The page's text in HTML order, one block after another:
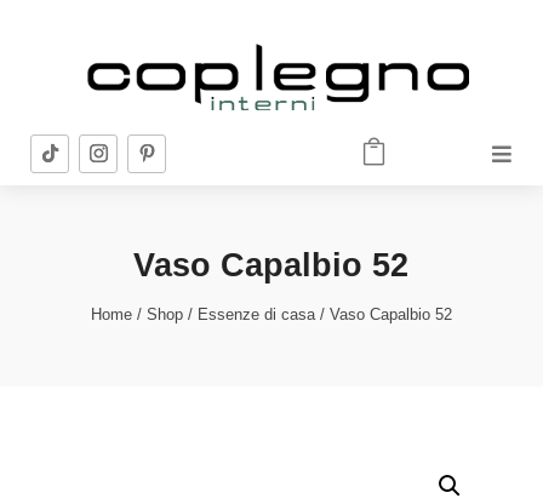
 
Vaso Capalbio 52
Home/ Shop/ Essenze di casa/ Vaso Capalbio 52